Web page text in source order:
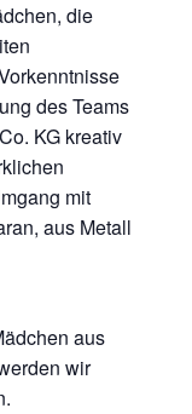
die
des Teams
KG kreativ
mit
aus Metall
aus
wir